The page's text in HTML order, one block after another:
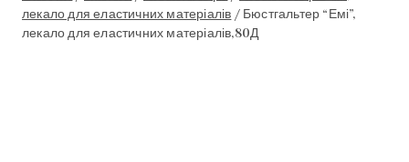
лекало для еластичних матеріалів / Бюстгальтер “Емі”,
лекало для еластичних матеріалів,80Д